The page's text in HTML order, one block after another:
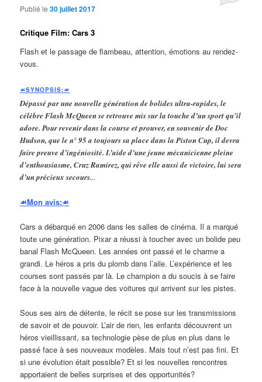
Publié le30 juillet 2017
Critique Film: Cars 3
Flash et le passage de flambeau, attention, émotions au rendez-
vous.
☙SYNOPSIS:☙
Dépassé par une nouvelle génération de bolides ultra-rapides, le
célèbre Flash McQueen se retrouve mis sur la touche d’un sport qu’il
adore. Pour revenir dans la course et prouver, en souvenir de Doc
Hudson, que le n° 95 a toujours sa place dans la Piston Cup, il devra
faire preuve d’ingéniosité. L’aide d’une jeune mécanicienne pleine
d’enthousiasme, Cruz Ramirez, qui rêve elle aussi de victoire, lui sera
d’un précieux secours...
☙Mon avis:☙
Cars a débarqué en 2006 dans les salles de cinéma. Il a marqué
toute une génération. Pixar a réussi à toucher avec un bolide peu
banal Flash McQueen. Les années ont passé et le charme a
grandi. Le héros a pris du plomb dans l’aile. L’expérience et les
courses sont passés par là. Le champion a du soucis à se faire
face à la nouvelle vague des voitures qui arrivent sur les pistes.
Sous ses airs de détente, le récit se pose sur les transmissions
de savoir et de pouvoir. L’air de rien, les enfants découvrent un
héros vieillissant, sa technologie pèse de plus en plus dans le
passé face à ses nouveaux modèles. Mais tout n’est pas fini. Et
si une évolution était possible? Et si les nouvelles rencontres
apportaient de belles surprises et des opportunités?